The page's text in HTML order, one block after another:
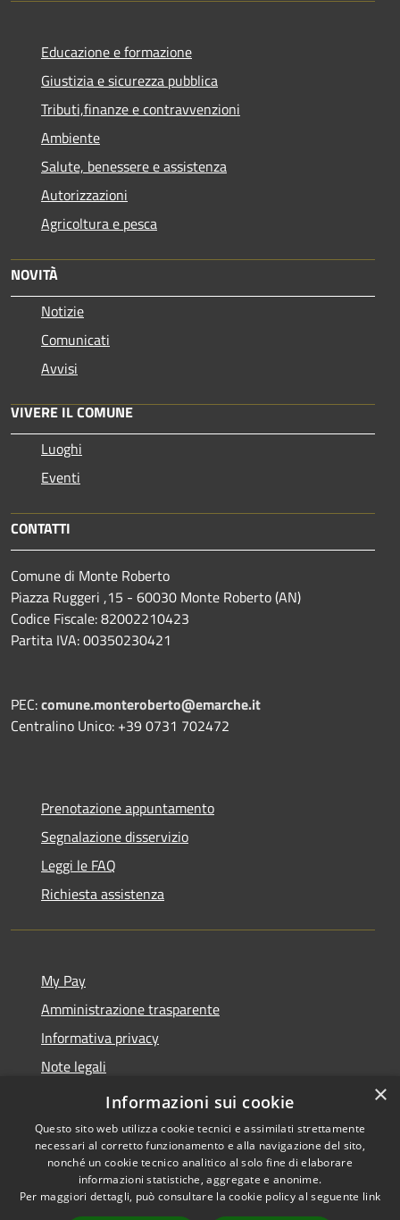
Educazione e formazione
Giustizia e sicurezza pubblica
Tributi,finanze e contravvenzioni
Ambiente
Salute, benessere e assistenza
Autorizzazioni
Agricoltura e pesca
NOVITÀ
Notizie
Comunicati
Avvisi
VIVERE IL COMUNE
Luoghi
Eventi
CONTATTI
Comune di Monte Roberto
Piazza Ruggeri ,15 - 60030 Monte Roberto (AN)
Codice Fiscale: 82002210423
Partita IVA: 00350230421
PEC:comune.monteroberto@emarche.it
Centralino Unico: +39 0731 702472
Prenotazione appuntamento
Segnalazione disservizio
Leggi le FAQ
Richiesta assistenza
My Pay
Amministrazione trasparente
Informativa privacy
Note legali
Dichiarazione di accessibilità
Accessibilità
Copyright © 2026 • Comune di
Monte Roberto • Powered by
×
Informazioni sui cookie
Questo sito web utilizza cookie tecnici e assimilati strettamente
necessari al corretto funzionamento e alla navigazione del sito,
nonché un cookie tecnico analitico al solo fine di elaborare
informazioni statistiche, aggregate e anonime.
Per maggiori dettagli, può consultare la cookie policy al seguente link